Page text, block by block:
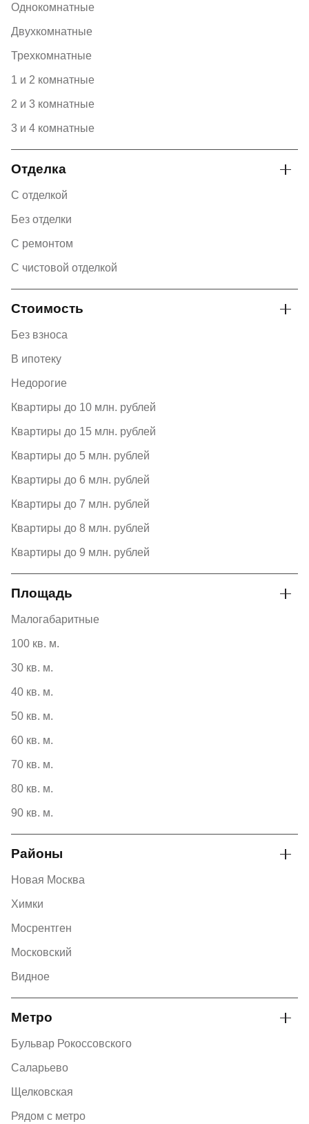
Однокомнатные
Двухкомнатные
Трехкомнатные
1 и 2 комнатные
2 и 3 комнатные
3 и 4 комнатные
Отделка
С отделкой
Без отделки
С ремонтом
С чистовой отделкой
Стоимость
Без взноса
В ипотеку
Недорогие
Квартиры до 10 млн. рублей
Квартиры до 15 млн. рублей
Квартиры до 5 млн. рублей
Квартиры до 6 млн. рублей
Квартиры до 7 млн. рублей
Квартиры до 8 млн. рублей
Квартиры до 9 млн. рублей
Площадь
Малогабаритные
100 кв. м.
30 кв. м.
40 кв. м.
50 кв. м.
60 кв. м.
70 кв. м.
80 кв. м.
90 кв. м.
Районы
Новая Москва
Химки
Мосрентген
Московский
Видное
Метро
Бульвар Рокоссовского
Саларьево
Щелковская
Рядом с метро